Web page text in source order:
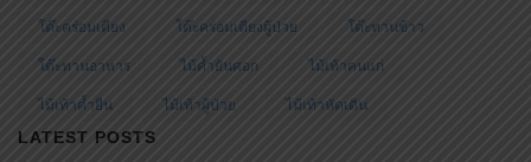
โต๊ะคร่อมเตียง โต๊ะคร่อมเตียงผู้ป่วย โต๊ะทานข้าว
โต๊ะทานอาหาร ไม้ค้ำยันศอก ไม้เท้าคนแก่
ไม้เท้าค้ำยืน ไม้เท้าผู้ป่วย ไม้เท้าหัดเดิน
LATEST POSTS